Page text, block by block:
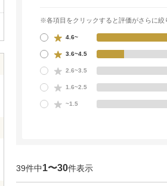
※各項目をクリックすると評価がさらに絞
4.6~
3.6~4.5
2.6~3.5
1.6~2.5
~1.5
39件中1〜30件表示